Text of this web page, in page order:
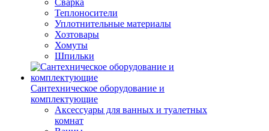
Сварка
Теплоносители
Уплотнительные материалы
Хозтовары
Хомуты
Шпильки
Сантехническое оборудование и
комплектующие
Аксессуары для ванных и туалетных
комнат